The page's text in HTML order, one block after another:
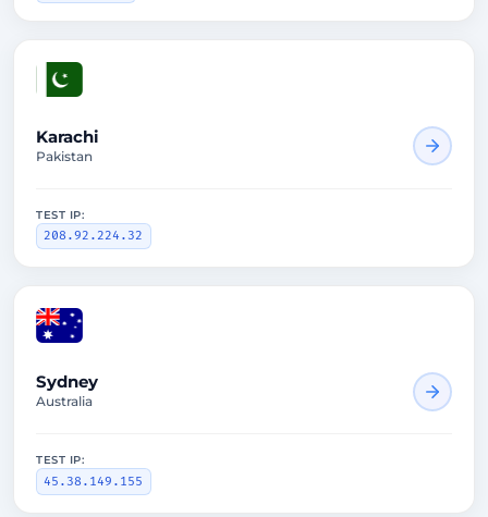
Karachi
Pakistan
TEST IP:
208.92.224.32
Sydney
Australia
TEST IP:
45.38.149.155